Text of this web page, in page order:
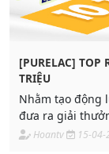
[PURELAC] TOP
TRIỆU
Nhằm tạo động
đưa ra giải
đồngHoantv 15-04-